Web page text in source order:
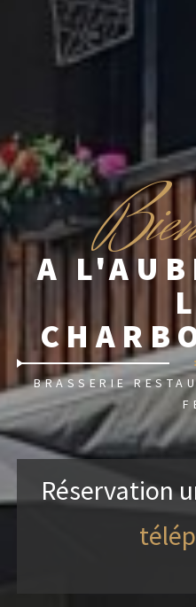
A
BRASSERIE
Réservation